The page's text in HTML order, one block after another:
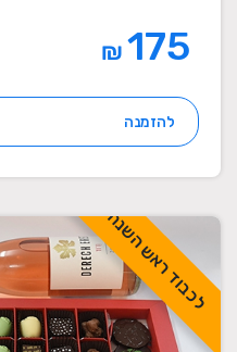
₪
להזמנה
לכבוד ראש השנה